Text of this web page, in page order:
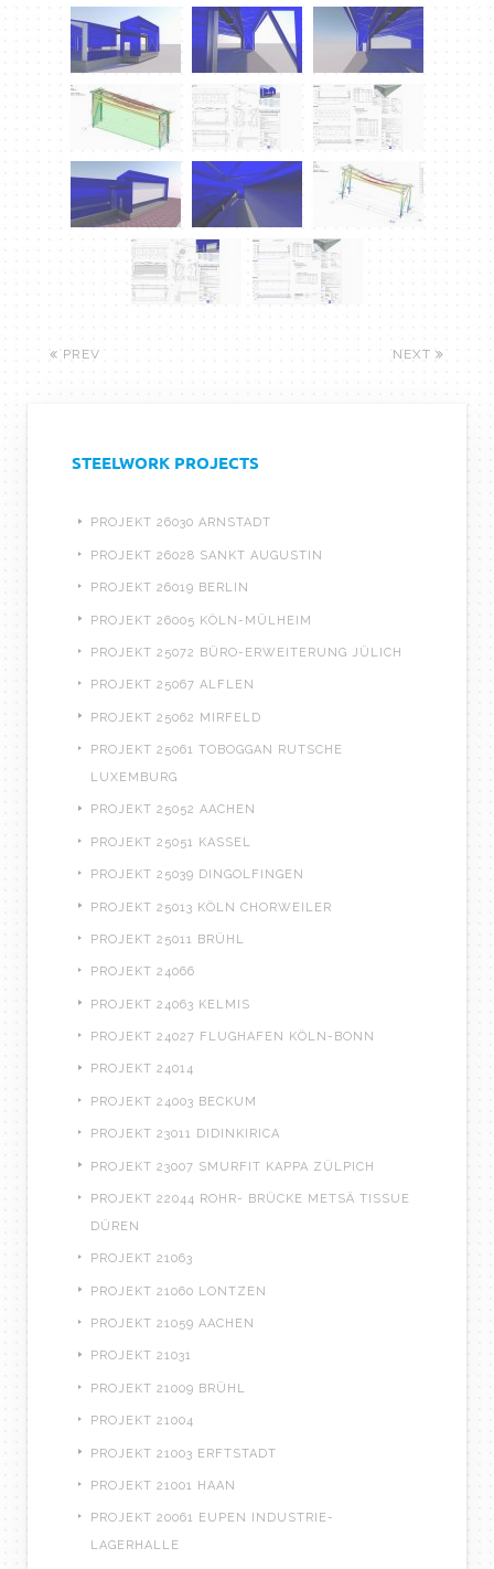
PREV NEXT
STEELWORK PROJECTS
PROJEKT 26030 ARNSTADT
PROJEKT 26028 SANKT AUGUSTIN
PROJEKT 26019 BERLIN
PROJEKT 26005 KÖLN-MÜLHEIM
PROJEKT 25072 BÜRO-ERWEITERUNG JÜLICH
PROJEKT 25067 ALFLEN
PROJEKT 25062 MIRFELD
PROJEKT 25061 TOBOGGAN RUTSCHE
LUXEMBURG
PROJEKT 25052 AACHEN
PROJEKT 25051 KASSEL
PROJEKT 25039 DINGOLFINGEN
PROJEKT 25013 KÖLN CHORWEILER
PROJEKT 25011 BRÜHL
PROJEKT 24066
PROJEKT 24063 KELMIS
PROJEKT 24027 FLUGHAFEN KÖLN-BONN
PROJEKT 24014
PROJEKT 24003 BECKUM
PROJEKT 23011 DIDINKIRICA
PROJEKT 23007 SMURFIT KAPPA ZÜLPICH
PROJEKT 22044 ROHR- BRÜCKE METSÄ TISSUE
DÜREN
PROJEKT 21063
PROJEKT 21060 LONTZEN
PROJEKT 21059 AACHEN
PROJEKT 21031
PROJEKT 21009 BRÜHL
PROJEKT 21004
PROJEKT 21003 ERFTSTADT
PROJEKT 21001 HAAN
PROJEKT 20061 EUPEN INDUSTRIE-
LAGERHALLE